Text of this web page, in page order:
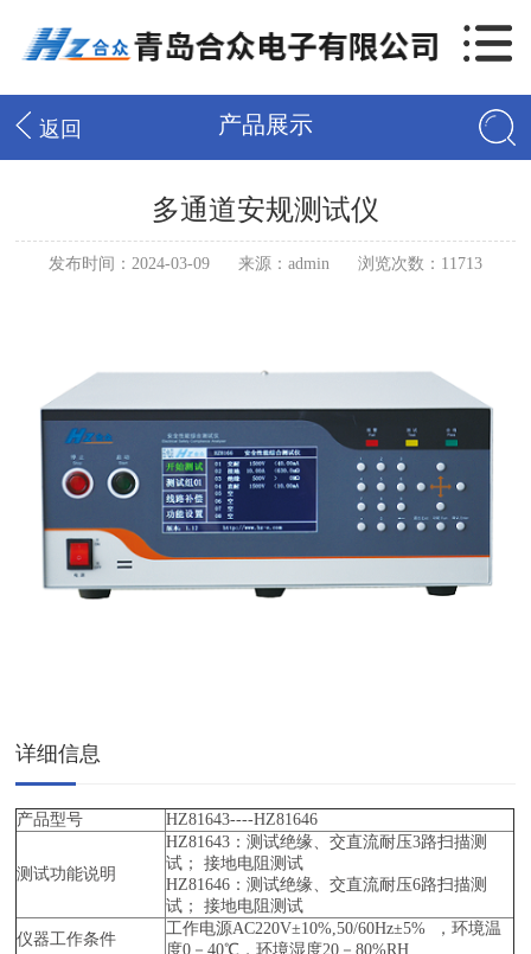
返回 产品展示
多通道安规测试仪
发布时间：2024-03-09 来源：admin 浏览次数：11713
详细信息
产品型号 HZ81643----HZ81646
测试功能说明
HZ81643：测试绝缘、交直流耐压3路扫描测
试； 接地电阻测试
HZ81646：测试绝缘、交直流耐压6路扫描测
试； 接地电阻测试
仪器工作条件
工作电源AC220V±10%,50/60Hz±5% ，环境温
度0－40℃，环境湿度20－80%RH